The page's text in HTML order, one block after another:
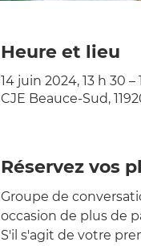
Heure et lieu
14 juin 2024, 13 h 30 –
CJE Beauce-Sud,
Réservez vos
Groupe de
occasion de plus de
S'il s'agit de votre